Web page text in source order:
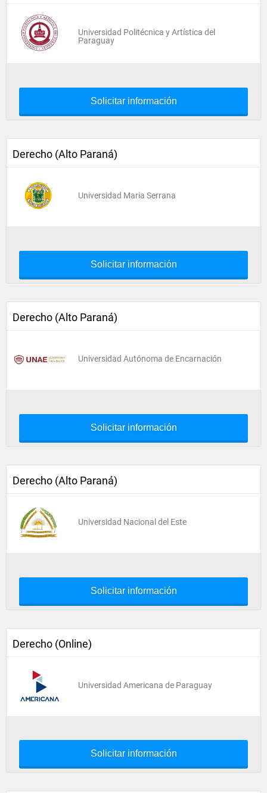
Universidad Politécnica y Artística del
Paraguay
Solicitar información
Derecho (Alto Paraná)
Universidad Maria Serrana
Solicitar información
Derecho (Alto Paraná)
Universidad Autónoma de Encarnación
Solicitar información
Derecho (Alto Paraná)
Universidad Nacional del Este
Solicitar información
Derecho (Online)
Universidad Americana de Paraguay
Solicitar información